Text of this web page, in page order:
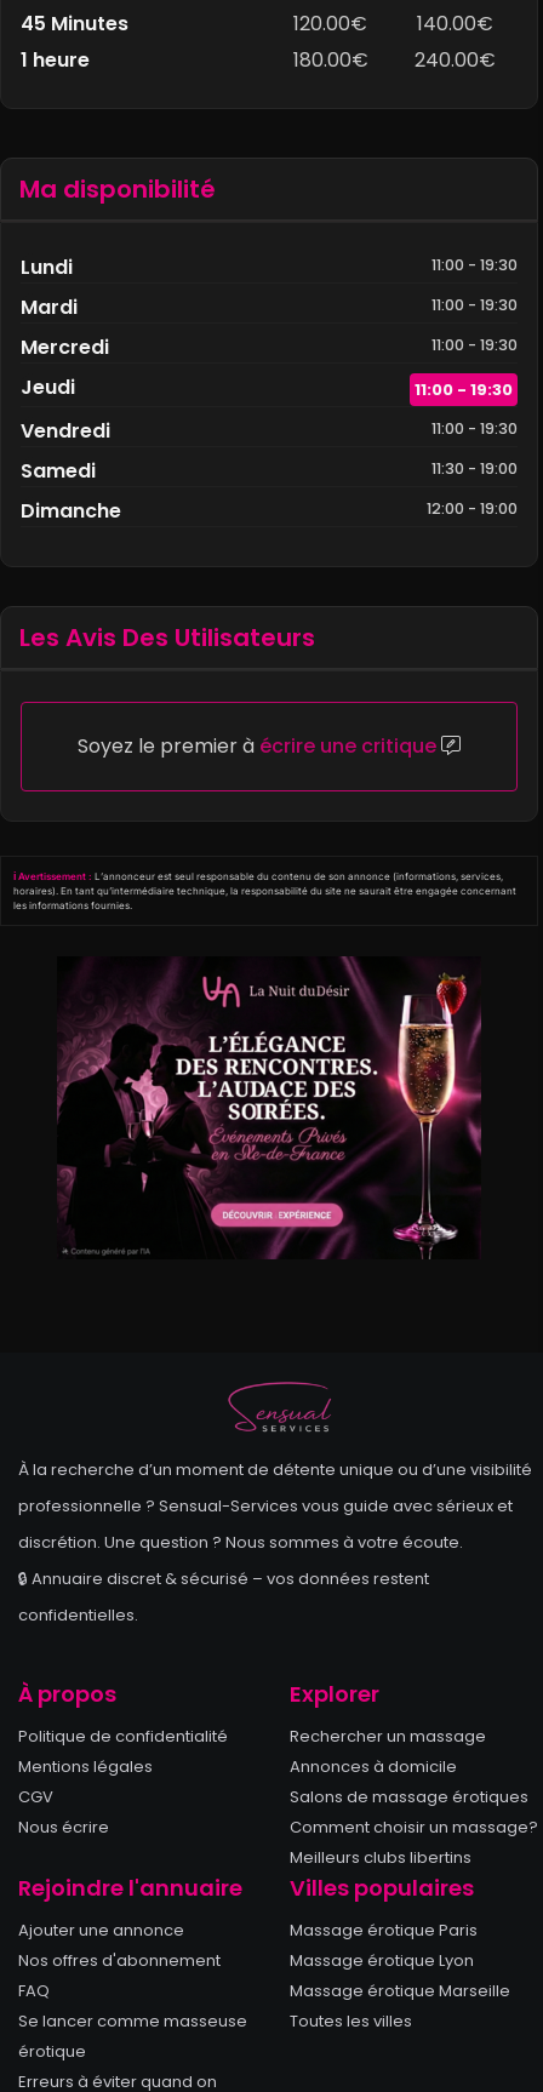
45 Minutes
120.00€ 140.00€
1 heure
180.00€ 240.00€
Ma disponibilité
Lundi 11:00 - 19:30
Mardi 11:00 - 19:30
Mercredi 11:00 - 19:30
Jeudi 11:00 - 19:30
Vendredi 11:00 - 19:30
Samedi 11:30 - 19:00
Dimanche 12:00 - 19:00
Les Avis Des Utilisateurs
Soyez le premier à écrire une critique
ℹ️ Avertissement : L’annonceur est seul responsable du contenu de son annonce (informations, services,
horaires). En tant qu’intermédiaire technique, la responsabilité du site ne saurait être engagée concernant
les informations fournies.
À la recherche d’un moment de détente unique ou d’une visibilité
professionnelle ? Sensual-Services vous guide avec sérieux et
discrétion. Une question ? Nous sommes à votre écoute.
🔒 Annuaire discret & sécurisé – vos données restent
confidentielles.
À propos
Politique de confidentialité
Mentions légales
CGV
Nous écrire
Explorer
Rechercher un massage
Annonces à domicile
Salons de massage érotiques
Comment choisir un massage?
Meilleurs clubs libertins
Rejoindre l'annuaire
Ajouter une annonce
Nos offres d'abonnement
FAQ
Se lancer comme masseuse
érotique
Erreurs à éviter quand on
Villes populaires
Massage érotique Paris
Massage érotique Lyon
Massage érotique Marseille
Toutes les villes